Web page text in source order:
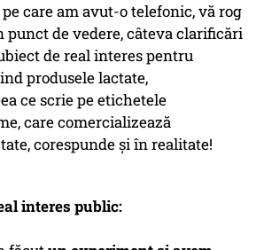
care am avut-o telefonic, vă rog
punct de vedere, câteva clarificări
de real interes pentru
produsele lactate,
ce scrie pe etichetele
care comercializează
corespunde și în realitate!
interes public: